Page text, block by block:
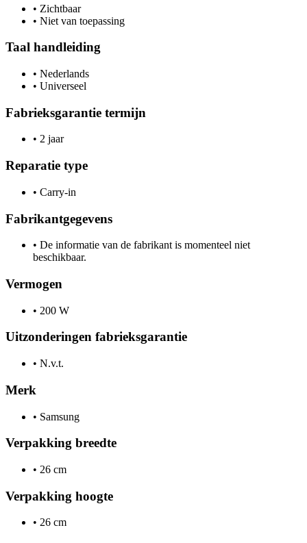
• Zichtbaar
• Niet van toepassing
Taal handleiding
• Nederlands
• Universeel
Fabrieksgarantie termijn
• 2 jaar
Reparatie type
• Carry-in
Fabrikantgegevens
• De informatie van de fabrikant is momenteel niet
beschikbaar.
Vermogen
• 200 W
Uitzonderingen fabrieksgarantie
• N.v.t.
Merk
• Samsung
Verpakking breedte
• 26 cm
Verpakking hoogte
• 26 cm